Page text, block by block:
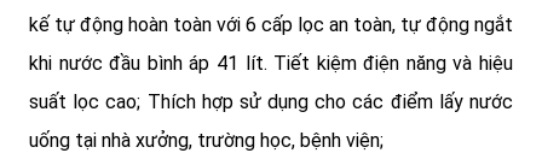
kế tự động hoàn toàn với 6 cấp lọc an toàn, tự động ngắt
khi nước đầu bình áp 41 lít. Tiết kiệm điện năng và hiệu
suất lọc cao; Thích hợp sử dụng cho các điểm lấy nước
uống tại nhà xưởng, trường học, bệnh viện;